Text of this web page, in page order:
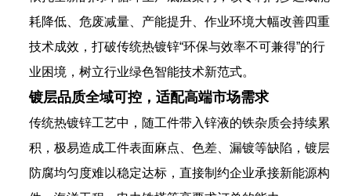
耗降低、危废减量、产能提升、作业环境大幅改善四重
技术成效，打破传统热镀锌“环保与效率不可兼得”的行
业困境，树立行业绿色智能技术新范式。
镀层品质全域可控，适配高端市场需求
传统热镀锌工艺中，随工件带入锌液的铁杂质会持续累
积，极易造成工件表面麻点、色差、漏镀等缺陷，镀层
防腐均匀度难以稳定达标，直接制约企业承接新能源构